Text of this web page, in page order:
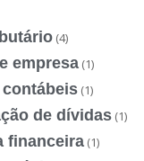
(4)
empresa (1)
(1)
de dívidas (1)
financeira (1)